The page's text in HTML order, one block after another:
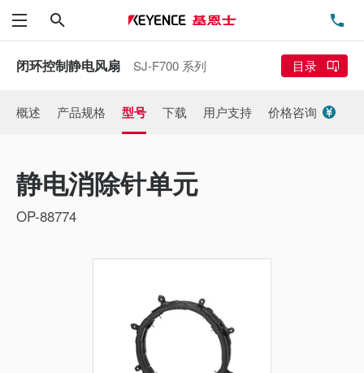
菜单
闭环控制静电风扇 SJ-F700 系列 目录
概述 产品规格 型号 下载 用户支持 价格咨询
静电消除针单元
OP-88774